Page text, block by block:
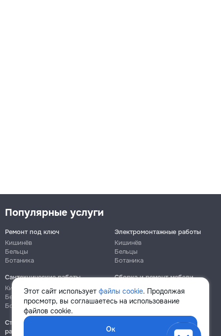
Этот сайт использует файлы cookie. Продолжая
просмотр, вы соглашаетесь на использование
файлов cookie.
Ок
Популярные услуги
Ремонт под ключ
Кишинёв
Бельцы
Ботаника
Электромонтажные работы
Кишинёв
Бельцы
Ботаника
Сантехнические работы
Кишинёв
Бельцы
Ботаника
Сборка и ремонт мебели
Кишинёв
Ботаника
Строительно-монтажные
работы